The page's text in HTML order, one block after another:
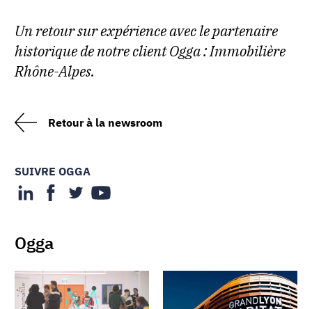
Un retour sur expérience avec le partenaire
historique de notre client Ogga : Immobilière
Rhône-Alpes.
Retour à la newsroom
SUIVRE OGGA
Ogga